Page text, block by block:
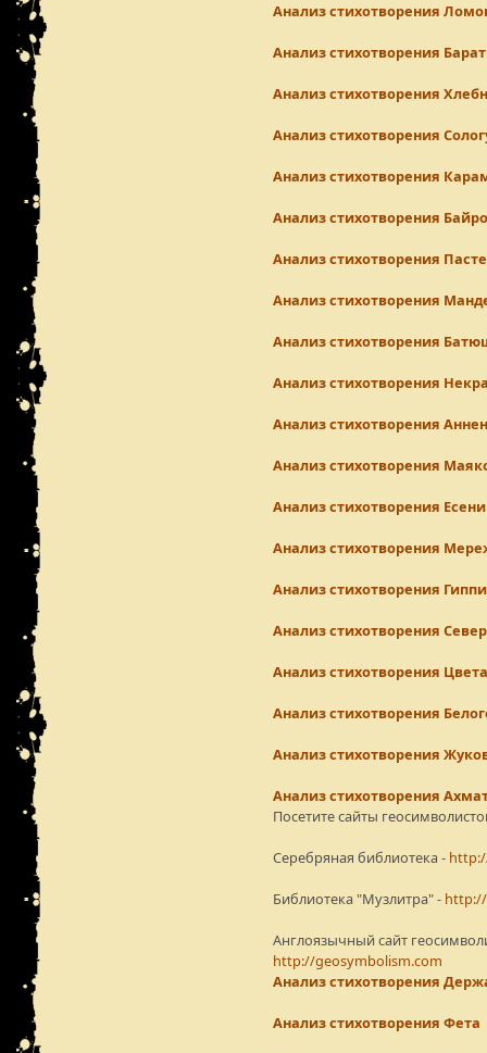
Анализ стихотворения
Анализ стихотворения
Анализ стихотворения
Анализ стихотворения
Анализ стихотворения
Анализ стихотворения
Анализ стихотворения
Анализ стихотворения
Анализ стихотворения
Анализ стихотворения
Анализ стихотворения
Анализ стихотворения
Анализ стихотворения
Анализ стихотворения
Анализ стихотворения
Анализ стихотворения
Анализ стихотворения
Анализ стихотворения
Анализ стихотворения
Анализ стихотворения
Посетите сайты
Серебряная библиотека -
Библиотека "Музлитра" -
Англоязычный сайт
http://geosymbolism.com
Анализ стихотворения
Анализ стихотворения Фета